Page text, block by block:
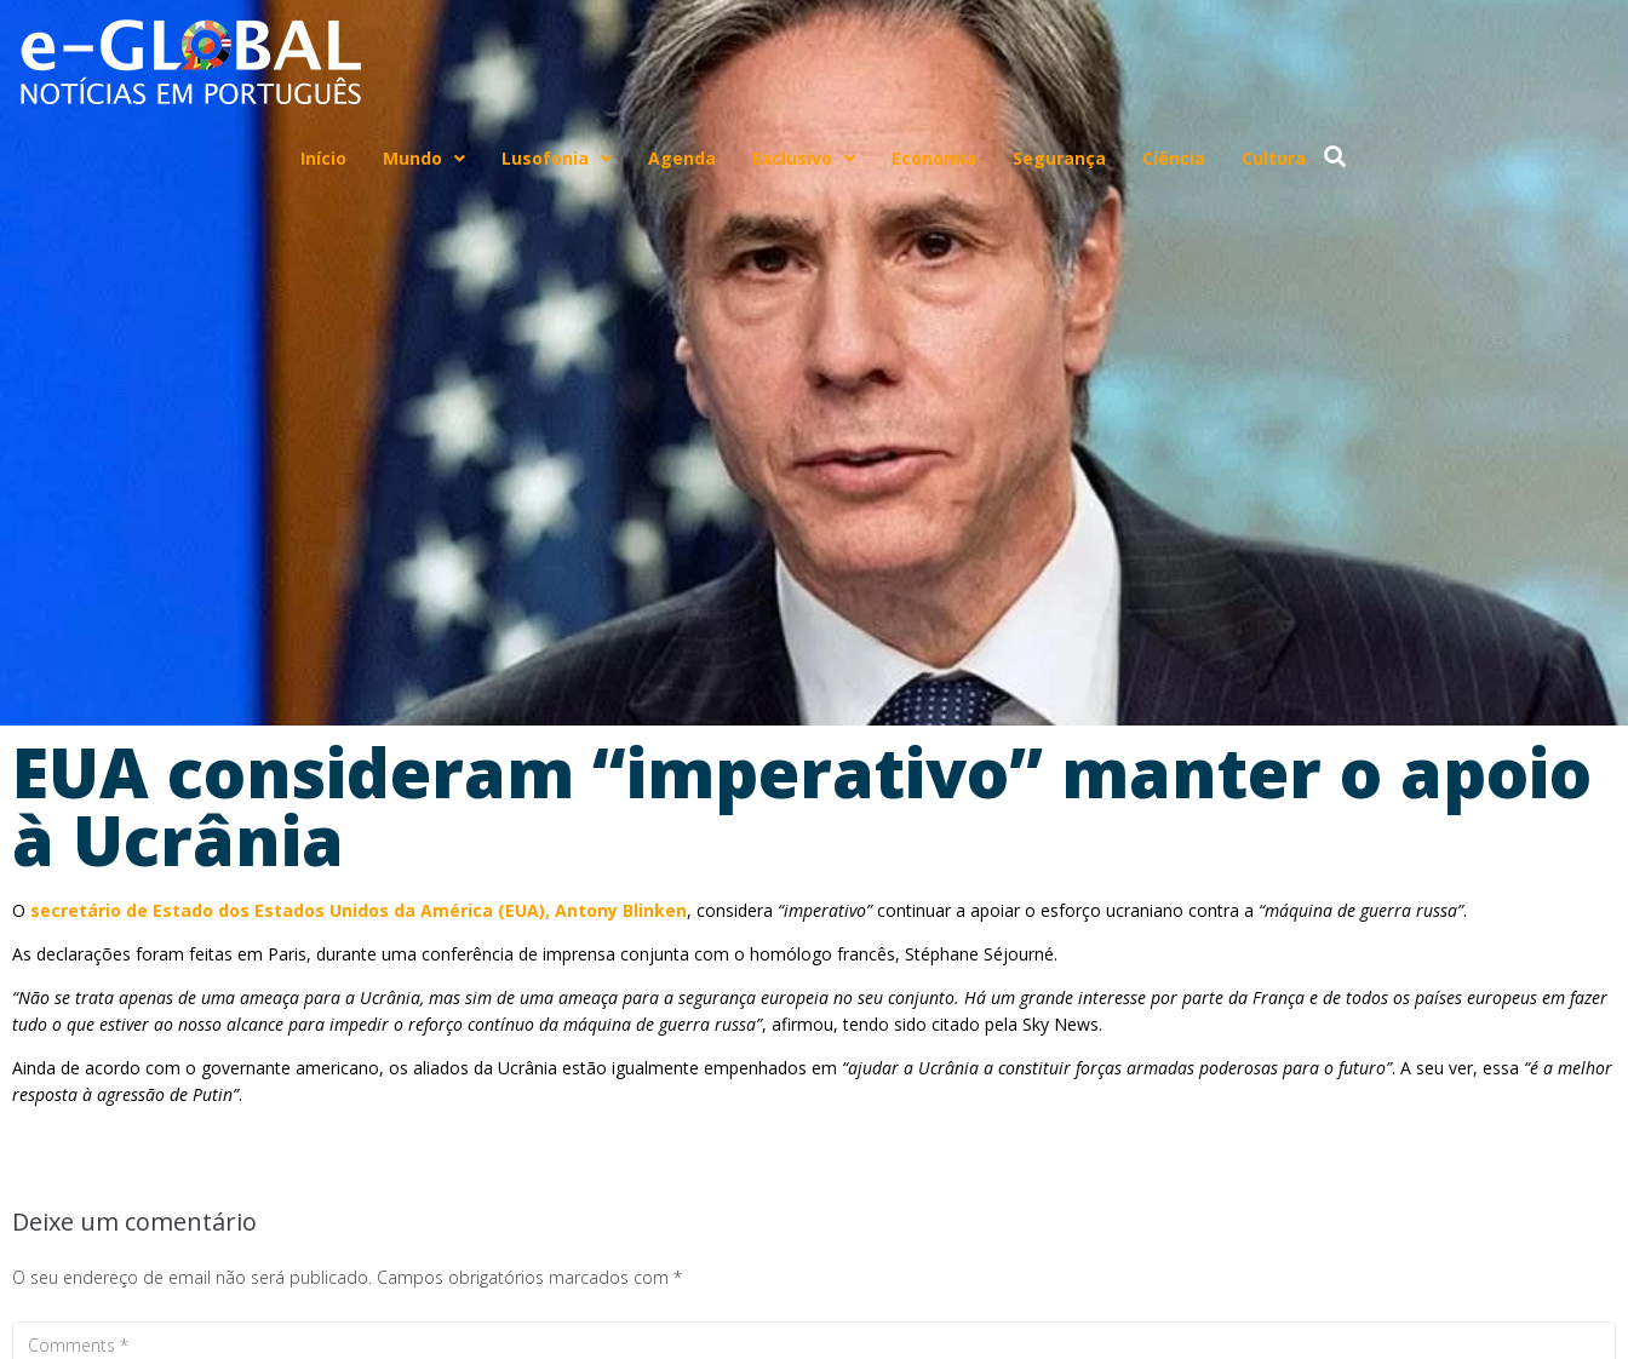
Início Mundo Lusofonia Agenda Exclusivo Economia Segurança Ciência Cultura
EUA consideram “imperativo” manter o apoio
à Ucrânia
O secretário de Estado dos Estados Unidos da América (EUA), Antony Blinken, considera “imperativo”continuar a apoiar o esforço ucraniano contra a “máquina de guerra russa”.
As declarações foram feitas em Paris, durante uma conferência de imprensa conjunta com o homólogo francês, Stéphane Séjourné.
“Não se trata apenas de uma ameaça para a Ucrânia, mas sim de uma ameaça para a segurança europeia no seu conjunto. Há um grande interesse por parte da França e de todos os países europeus em fazer
tudo o que estiver ao nosso alcance para impedir o reforço contínuo da máquina de guerra russa”, afirmou, tendo sido citado pela Sky News.
Ainda de acordo com o governante americano, os aliados da Ucrânia estão igualmente empenhados em “ajudar a Ucrânia a constituir forças armadas poderosas para o futuro”. A seu ver, essa “é a melhor
resposta à agressão de Putin”.
Deixe um comentário
O seu endereço de email não será publicado. Campos obrigatórios marcados com *